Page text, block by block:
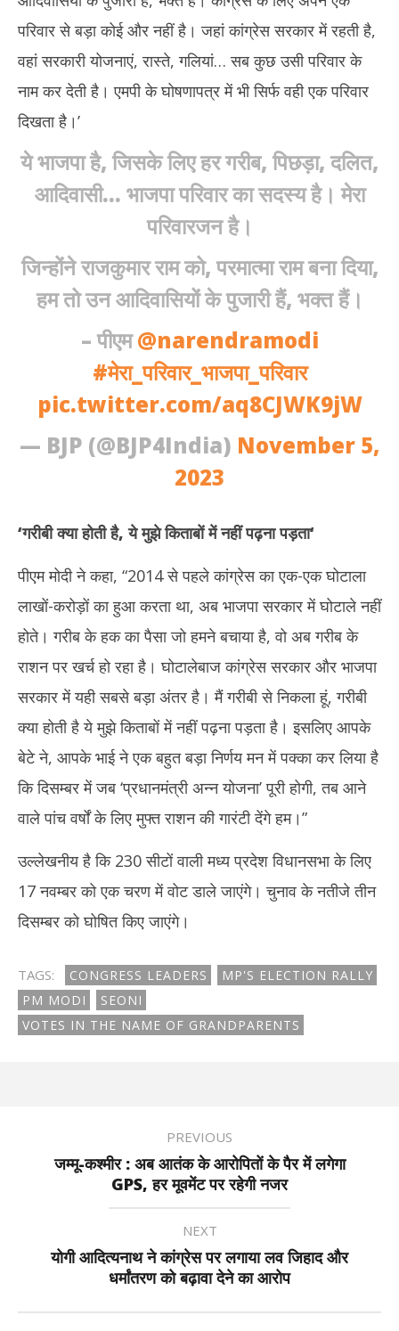
परिवार से बड़ा कोई और नहीं है। जहां कांग्रेस सरकार में रहती है,
वहां सरकारी योजनाएं, रास्ते, गलियां… सब कुछ उसी परिवार के
नाम कर देती है। एमपी के घोषणापत्र में भी सिर्फ वही एक परिवार
दिखता है।’
ये भाजपा है, जिसके लिए हर गरीब, पिछड़ा, दलित,
आदिवासी… भाजपा परिवार का सदस्य है। मेरा
परिवारजन है।
जिन्होंने राजकुमार राम को, परमात्मा राम बना दिया,
हम तो उन आदिवासियों के पुजारी हैं, भक्त हैं।
– पीएम@narendramodi
#मेरा_परिवार_भाजपा_परिवार
pic.twitter.com/aq8CJWK9jW
— BJP (@BJP4India) November 5,
2023
‘गरीबी क्या होती है, ये मुझे किताबों में नहीं पढ़ना पड़ता‘
पीएम मोदी ने कहा, “2014 से पहले कांग्रेस का एक-एक घोटाला
लाखों-करोड़ों का हुआ करता था, अब भाजपा सरकार में घोटाले नहीं
होते। गरीब के हक का पैसा जो हमने बचाया है, वो अब गरीब के
राशन पर खर्च हो रहा है। घोटालेबाज कांग्रेस सरकार और भाजपा
सरकार में यही सबसे बड़ा अंतर है। मैं गरीबी से निकला हूं, गरीबी
क्या होती है ये मुझे किताबों में नहीं पढ़ना पड़ता है। इसलिए आपके
बेटे ने, आपके भाई ने एक बहुत बड़ा निर्णय मन में पक्का कर लिया है
कि दिसम्बर में जब ‘प्रधानमंत्री अन्न योजना’ पूरी होगी, तब आने
वाले पांच वर्षों के लिए मुफ्त राशन की गारंटी देंगे हम।”
उल्लेखनीय है कि 230 सीटों वाली मध्य प्रदेश विधानसभा के लिए
17 नवम्बर को एक चरण में वोट डाले जाएंगे। चुनाव के नतीजे तीन
दिसम्बर को घोषित किए जाएंगे।
TAGS: CONGRESS LEADERS
MP'S ELECTION RALLY
PM MODI
SEONI
VOTES IN THE NAME OF GRANDPARENTS
PREVIOUS
जम्मू-कश्मीर : अब आतंक के आरोपितों के पैर में लगेगा
GPS, हर मूवमेंट पर रहेगी नजर
NEXT
योगी आदित्यनाथ ने कांग्रेस पर लगाया लव जिहाद और
धर्मांतरण को बढ़ावा देने का आरोप